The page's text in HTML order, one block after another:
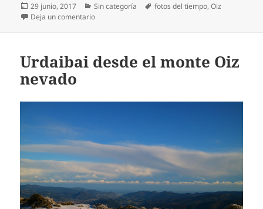
Publicado
el
29 junio, 2017 Categorías
Sin categoría Etiquetas
fotos del tiempo,Oiz
Deja un comentarioen El amanecer desde el monte Oiz
Urdaibai desde el monte Oiz
nevado